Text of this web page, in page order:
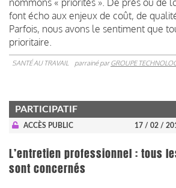
font écho aux enjeux de coût, de
Parfois, nous avons le sentiment que
prioritaire.
SANTÉ AU TRAVAIL parrainé parGROUPE
PARTICIPATIF
ACCÈS PUBLIC 17 / 02 /
L’entretien professionnel : tous
sont concernés